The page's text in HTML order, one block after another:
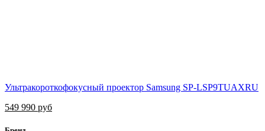
Ультракороткофокусный проектор Samsung SP-LSP9TUAXRU
549 990 руб